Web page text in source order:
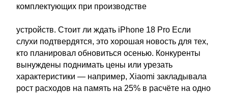
комплектующих при производстве
устройств. Стоит ли ждать iPhone 18 Pro Если
слухи подтвердятся, это хорошая новость для тех,
кто планировал обновиться осенью. Конкуренты
вынуждены поднимать цены или урезать
характеристики — например, Xiaomi закладывала
рост расходов на память на 25% в расчёте на одно